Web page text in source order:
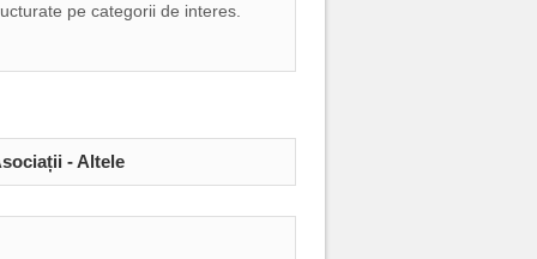
pe categorii de interes.
-Altele